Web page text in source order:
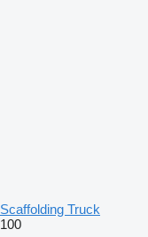
Scaffolding Truck
100